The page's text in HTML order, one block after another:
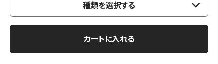
種類を選択する
カートに入れる